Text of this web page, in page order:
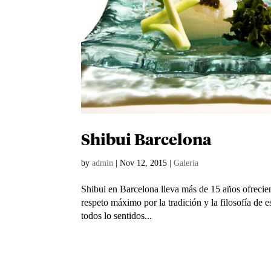
Shibui Barcelona
byadmin |Nov 12, 2015 |Galeria
Shibui en Barcelona lleva más de 15 años
respeto máximo por la tradición y la filosofía de
todos lo sentidos...